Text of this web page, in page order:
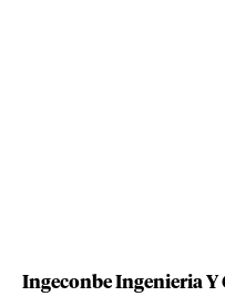
Ingeconbe Ingenieria Y